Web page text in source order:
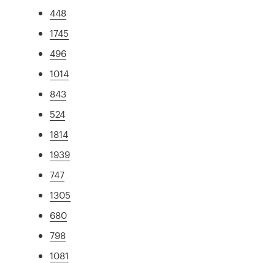
448
1745
496
1014
843
524
1814
1939
747
1305
680
798
1081